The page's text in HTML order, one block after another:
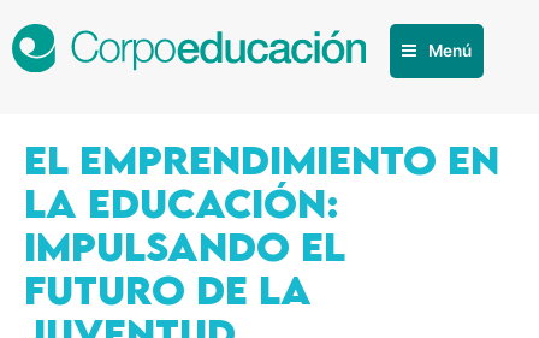
Menú
El emprendimiento en
la educación:
impulsando el
futuro de la